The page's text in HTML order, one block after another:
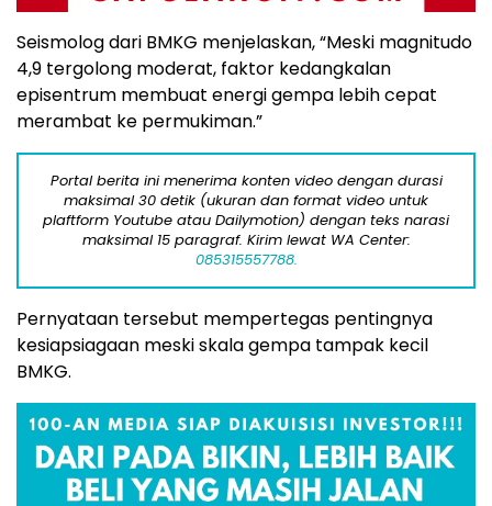
Seismolog dari BMKG menjelaskan, “Meski magnitudo
4,9 tergolong moderat, faktor kedangkalan
episentrum membuat energi gempa lebih cepat
merambat ke permukiman.”
Portal berita ini menerima konten video dengan durasi
maksimal 30 detik (ukuran dan format video untuk
plaftform Youtube atau Dailymotion) dengan teks narasi
maksimal 15 paragraf. Kirim lewat WA Center:
085315557788.
Pernyataan tersebut mempertegas pentingnya
kesiapsiagaan meski skala gempa tampak kecil
BMKG.